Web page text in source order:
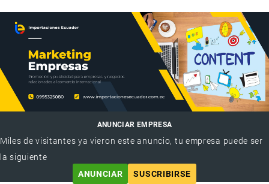
ANUNCIAR EMPRESA
Miles de visitantes ya vieron este anuncio, tu empresa puede ser
la siguiente
ANUNCIAR
SUSCRIBIRSE